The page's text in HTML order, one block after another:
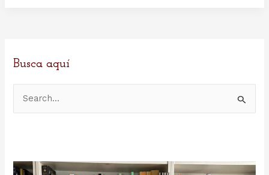
actualidad
Busca aquí
r